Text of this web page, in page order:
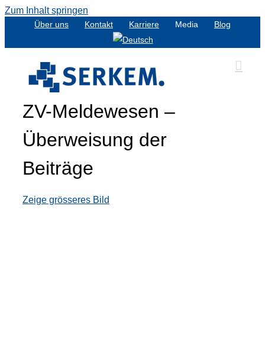
Zum Inhalt springen
Über uns Kontakt Karriere Media Blog
Zeige grösseres Bild
ZV-Meldewesen –
Überweisung der
Beiträge